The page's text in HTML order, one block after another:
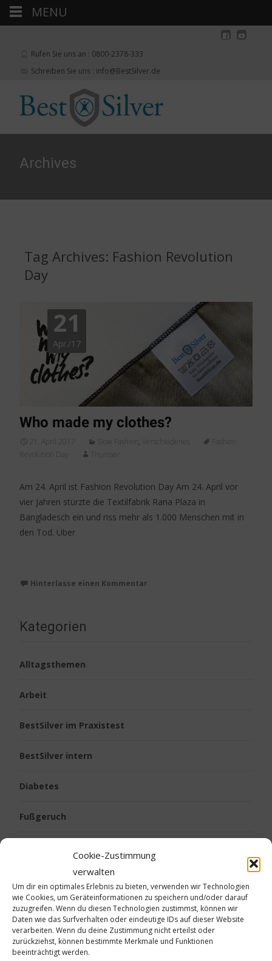
Cookie-Zustimmung
verwalten
Um dir ein optimales Erlebnis zu bieten, verwenden wir Technologien
wie Cookies, um Geräteinformationen zu speichern und/oder darauf
zuzugreifen. Wenn du diesen Technologien zustimmst, können wir
Daten wie das Surfverhalten oder eindeutige IDs auf dieser Website
verarbeiten. Wenn du deine Zustimmung nicht erteilst oder
zurückziehst, können bestimmte Merkmale und Funktionen
beeinträchtigt werden.
Rufen Sie uns an : 0800-2378-333
Schreiben Sie uns : info@BestSilver.de
Archives
Tag Archives: Fashion Revolution
Day
21
Apr./17
Who made my clothes?
21. April 2017 Slow Fashion , Verschiedenes
Revolution Day
Thumser
Am 24. April ist Fashion Revolution Day Am 24. April vor
vier Jahren stürzte die Textilfabrik Rana Plaza in
Bangladesch ein und riss mehr als 1.000 Menschen mit in
den Tod. Über
Hinterlasse einen Kommentar
Kategorien
Alltagsthemen
Arbeit
BestSilver im Praxistest
BestSilver intern
Diabetes
Fußgeruch
Kinder
Körpergeruch
MENU